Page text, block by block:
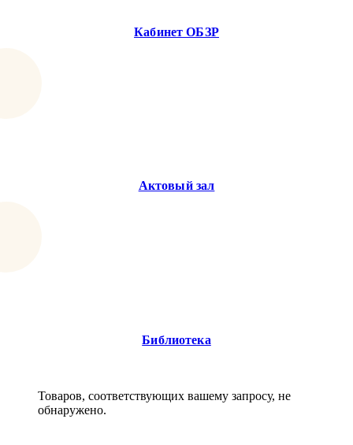
Кабинет ОБЗР
Актовый зал
Библиотека
Товаров, соответствующих вашему запросу, не
обнаружено.